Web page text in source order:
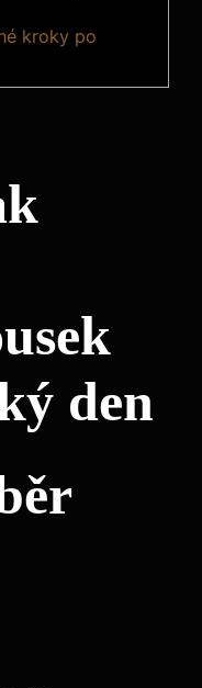
kroky po
den